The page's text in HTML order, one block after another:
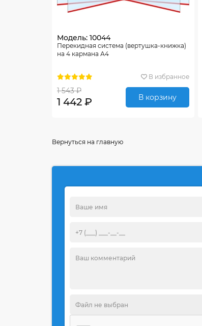
Модель: 10044
Перекидная система (вертушка-книжка)
на 4 кармана А4
В избранное
1 543 ₽
1 442 ₽ В корзину
Вернуться на главную